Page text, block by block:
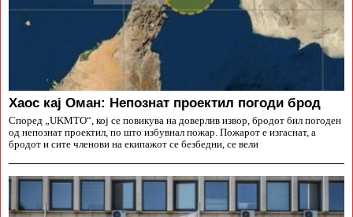
Хаос кај Оман: Непознат проектил погоди брод
Според „UKMTO“, кој се повикува на доверлив извор, бродот бил погоден
од непознат проектил, по што избувнал пожар. Пожарот е изгаснат, а
бродот и сите членови на екипажот се безбедни, се вели